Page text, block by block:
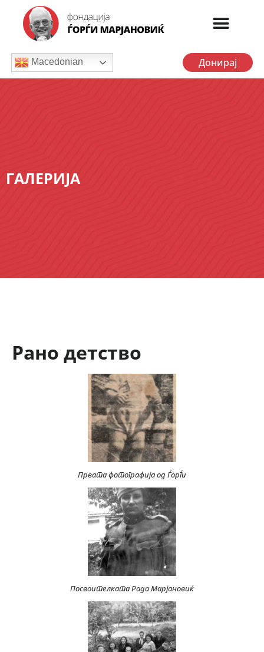
Macedonian Донирај
ГАЛЕРИЈА
Рано детство
Првата фотографија од Ѓорѓи
Посвоителката Рада Марјановиќ